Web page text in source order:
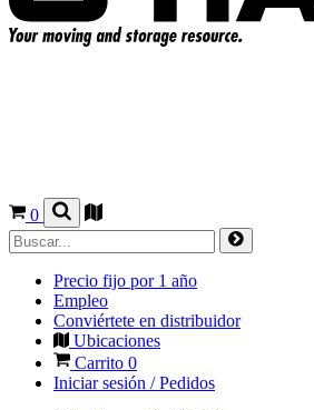
0
Precio fijo por 1 año
Empleo
Conviértete en distribuidor
Ubicaciones
Carrito 0
Iniciar sesión / Pedidos